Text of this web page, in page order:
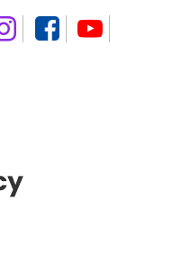
instagram